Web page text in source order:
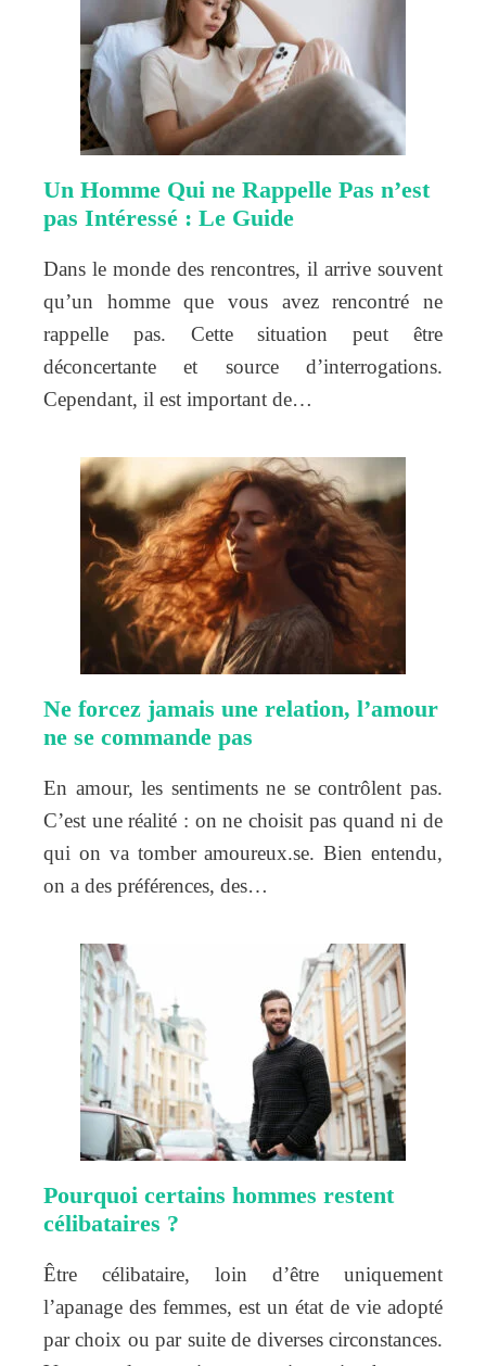
Un Homme Qui ne Rappelle Pas n’est
pas Intéressé : Le Guide
Dans le monde des rencontres, il arrive souvent
qu’un homme que vous avez rencontré ne
rappelle pas. Cette situation peut être
déconcertante et source d’interrogations.
Cependant, il est important de…
Ne forcez jamais une relation, l’amour
ne se commande pas
En amour, les sentiments ne se contrôlent pas.
C’est une réalité : on ne choisit pas quand ni de
qui on va tomber amoureux.se. Bien entendu,
on a des préférences, des…
Pourquoi certains hommes restent
célibataires ?
Être célibataire, loin d’être uniquement
l’apanage des femmes, est un état de vie adopté
par choix ou par suite de diverses circonstances.